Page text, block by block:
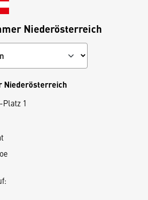
Niederösterreich
Niederösterreich
1